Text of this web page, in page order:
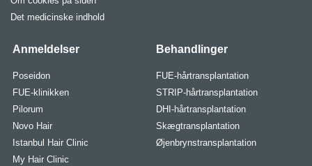
Det medicinske indhold
Anmeldelser
Poseidon
FUE-klinikken
Pilorum
Novo Hair
Istanbul Hair Clinic
My Hair Clinic
Behandlinger
FUE-hårtransplantation
STRIP-hårtransplantation
DHI-hårtransplantation
Skægtransplantation
Øjenbrynstransplantation